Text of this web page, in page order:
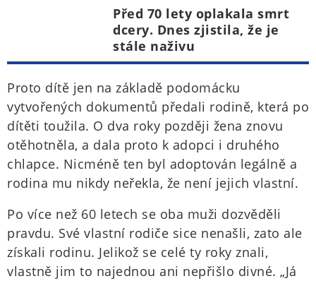
Před 70 lety oplakala smrt
dcery. Dnes zjistila, že je
stále naživu
Proto dítě jen na základě podomácku
vytvořených dokumentů předali rodině, která po
dítěti toužila. O dva roky později žena znovu
otěhotněla, a dala proto k adopci i druhého
chlapce. Nicméně ten byl adoptován legálně a
rodina mu nikdy neřekla, že není jejich vlastní.
Po více než 60 letech se oba muži dozvěděli
pravdu. Své vlastní rodiče sice nenašli, zato ale
získali rodinu. Jelikož se celé ty roky znali,
vlastně jim to najednou ani nepřišlo divné. „Já